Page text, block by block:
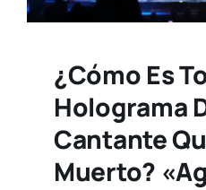
¿Cómo Es
Holograma
Cantante
Muerto?